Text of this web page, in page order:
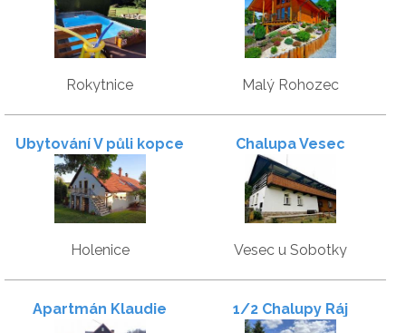
Rokytnice Malý Rohozec
Ubytování V půli kopce
Holenice
Chalupa Vesec
Vesec u Sobotky
Apartmán Klaudie 1/2 Chalupy Ráj